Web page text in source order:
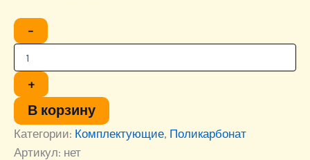
−
Количество
товара
UP
20
мм
для
поликарбоната
+
В корзину
Категории: Комплектующие, Поликарбонат
Артикул: нет